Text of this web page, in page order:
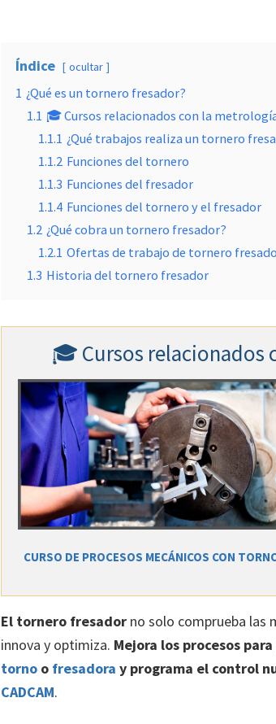
Índice ocultar
1 ¿Qué es un tornero fresador?
1.1 🎓 Cursos relacionados con la
1.1.1 ¿Qué trabajos realiza un tornero
1.1.2 Funciones del tornero
1.1.3 Funciones del fresador
1.1.4 Funciones del tornero y el fresador
1.2 ¿Qué cobra un tornero fresador?
1.2.1 Ofertas de trabajo de tornero
1.3 Historia del tornero fresador
🎓 Cursos
CURSO DE PROCESOS MECÁNICOS CON
El tornero fresadorno solo comprueba las
innova y optimiza. Mejora los procesos
tornoo fresadora y programa el control
CADCAM.